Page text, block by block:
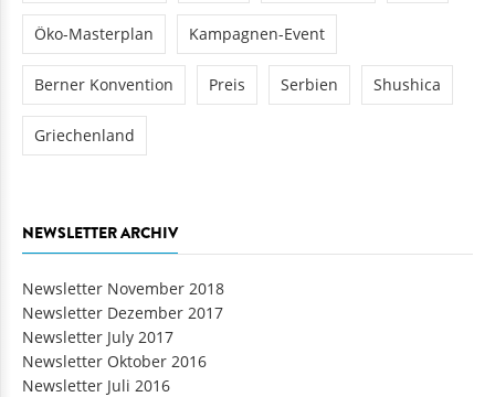
Öko-Masterplan Kampagnen-Event
Berner Konvention Preis Serbien Shushica
Griechenland
NEWSLETTER ARCHIV
Newsletter November 2018
Newsletter Dezember 2017
Newsletter July 2017
Newsletter Oktober 2016
Newsletter Juli 2016